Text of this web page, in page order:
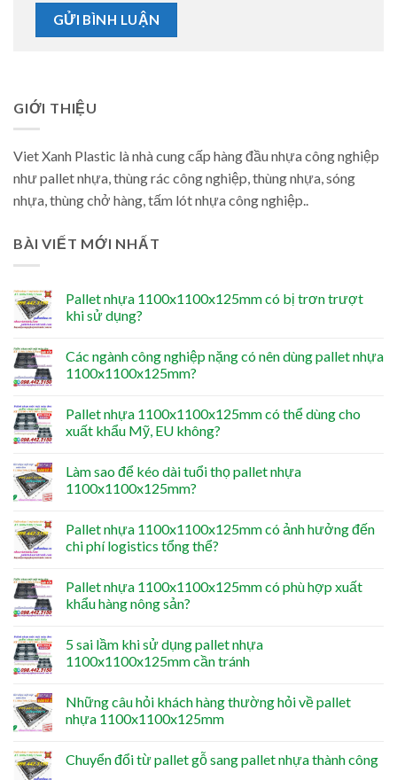
GIỚI THIỆU
Viet Xanh Plastic là nhà cung cấp hàng đầu nhựa công nghiệp
như pallet nhựa, thùng rác công nghiệp, thùng nhựa, sóng
nhựa, thùng chở hàng, tấm lót nhựa công nghiệp..
BÀI VIẾT MỚI NHẤT
Pallet nhựa 1100x1100x125mm có bị trơn trượt
khi sử dụng?
Các ngành công nghiệp nặng có nên dùng pallet nhựa
1100x1100x125mm?
Pallet nhựa 1100x1100x125mm có thể dùng cho
xuất khẩu Mỹ, EU không?
Làm sao để kéo dài tuổi thọ pallet nhựa
1100x1100x125mm?
Pallet nhựa 1100x1100x125mm có ảnh hưởng đến
chi phí logistics tổng thể?
Pallet nhựa 1100x1100x125mm có phù hợp xuất
khẩu hàng nông sản?
5 sai lầm khi sử dụng pallet nhựa
1100x1100x125mm cần tránh
Những câu hỏi khách hàng thường hỏi về pallet
nhựa 1100x1100x125mm
Chuyển đổi từ pallet gỗ sang pallet nhựa thành công